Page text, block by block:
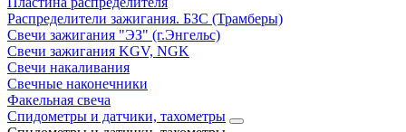
Распределители зажигания. БЗС (Трамберы)
Свечи зажигания "ЭЗ" (г.Энгельс)
Свечи зажигания KGV, NGK
Свечи накаливания
Свечные наконечники
Факельная свеча
Спидометры и датчики, тахометры